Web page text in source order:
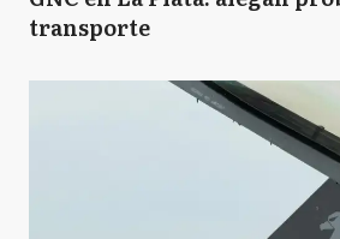
transporte